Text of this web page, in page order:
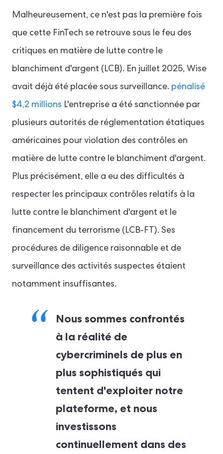
Malheureusement, ce n'est pas la première fois
que cette FinTech se retrouve sous le feu des
critiques en matière de lutte contre le
blanchiment d'argent (LCB). En juillet 2025, Wise
avait déjà été placée sous surveillance. pénalisé
$4,2 millions L'entreprise a été sanctionnée par
plusieurs autorités de réglementation étatiques
américaines pour violation des contrôles en
matière de lutte contre le blanchiment d'argent.
Plus précisément, elle a eu des difficultés à
respecter les principaux contrôles relatifs à la
lutte contre le blanchiment d'argent et le
financement du terrorisme (LCB-FT). Ses
procédures de diligence raisonnable et de
surveillance des activités suspectes étaient
notamment insuffisantes.
Nous sommes confrontés
à la réalité de
cybercriminels de plus en
plus sophistiqués qui
tentent d'exploiter notre
plateforme, et nous
investissons
continuellement dans des